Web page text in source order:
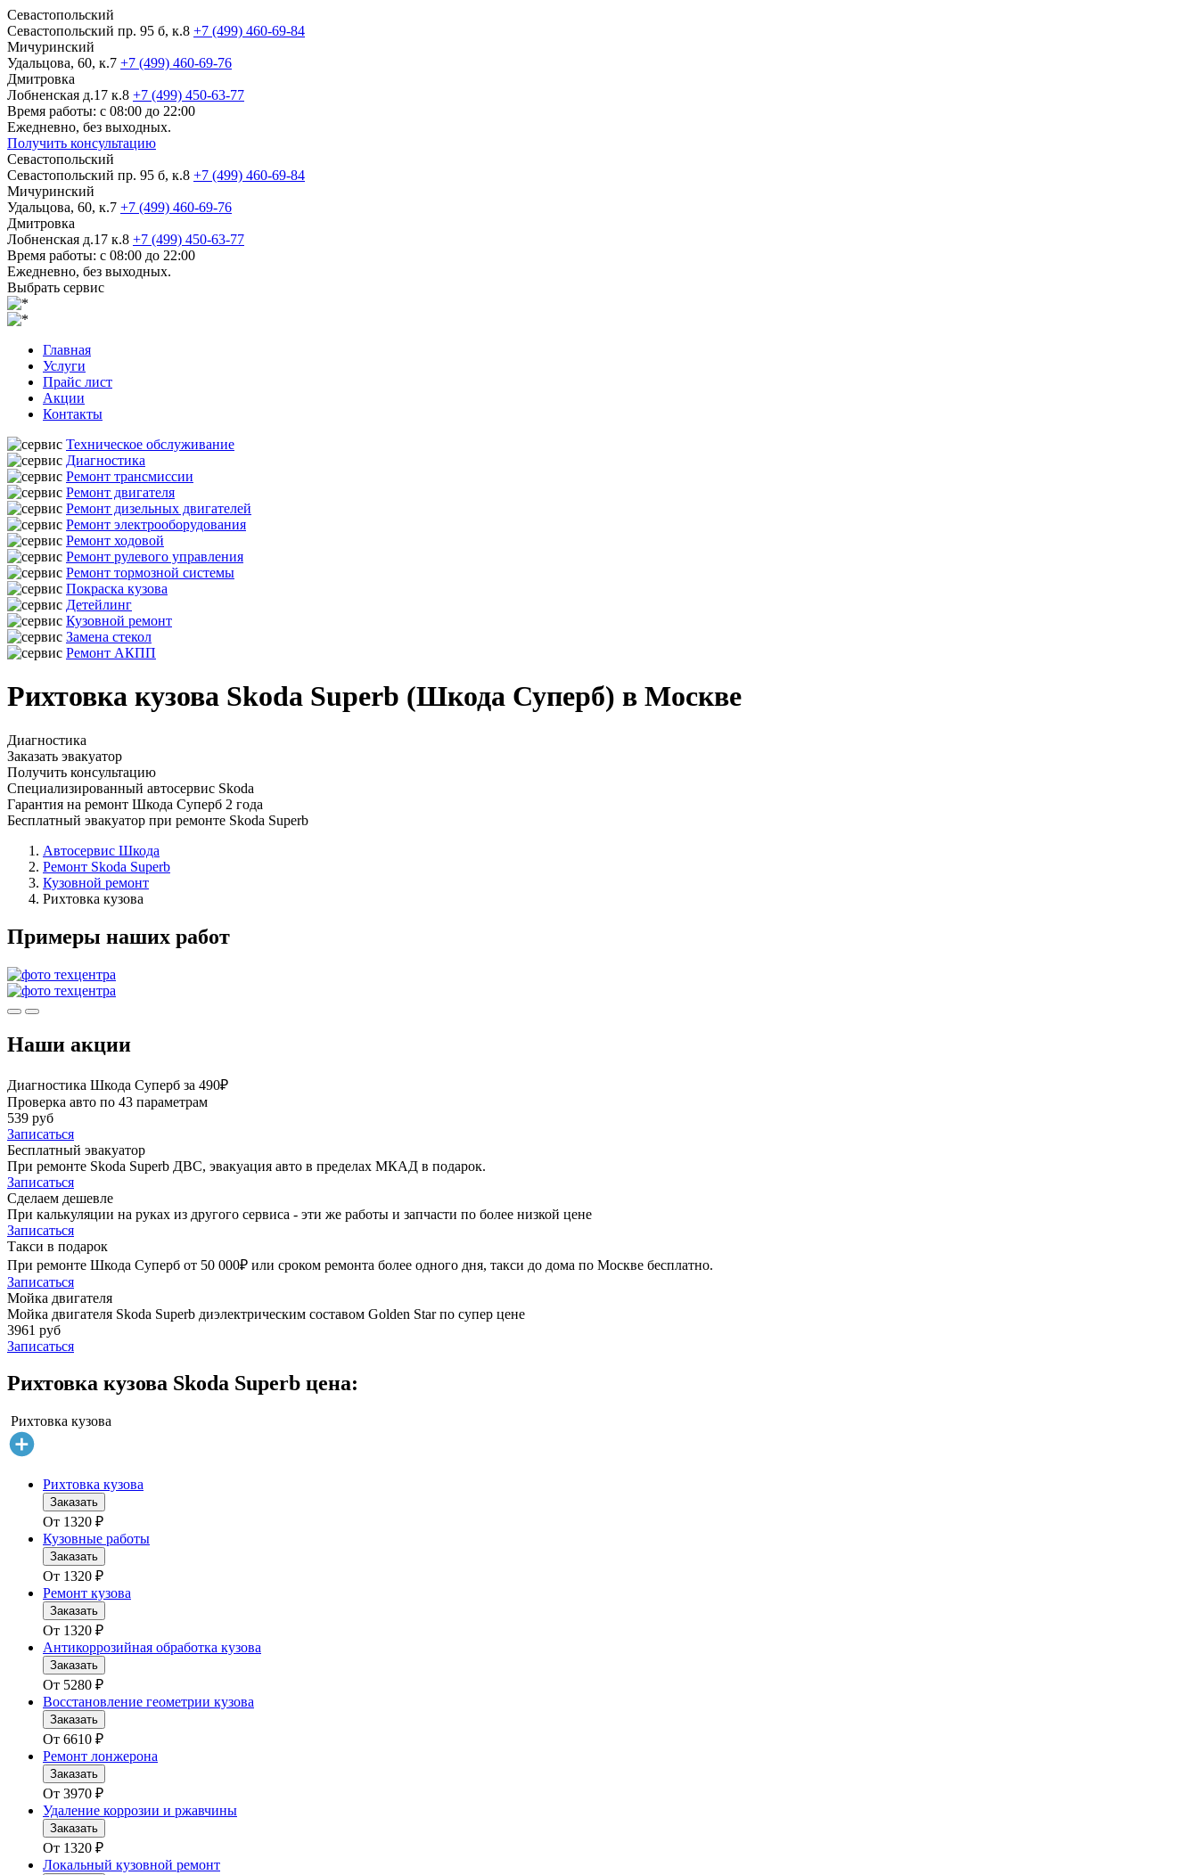
Севастопольский
Севастопольский пр. 95 б, к.8 +7 (499) 460-69-84
Мичуринский
Удальцова, 60, к.7 +7 (499) 460-69-76
Дмитровка
Лобненская д.17 к.8 +7 (499) 450-63-77
Время работы: с 08:00 до 22:00
Ежедневно, без выходных.
Получить консультацию
Севастопольский
Севастопольский пр. 95 б, к.8 +7 (499) 460-69-84
Мичуринский
Удальцова, 60, к.7 +7 (499) 460-69-76
Дмитровка
Лобненская д.17 к.8 +7 (499) 450-63-77
Время работы: с 08:00 до 22:00
Ежедневно, без выходных.
Выбрать сервис
Главная
Услуги
Прайс лист
Акции
Контакты
Техническое обслуживание
Диагностика
Ремонт трансмиссии
Ремонт двигателя
Ремонт дизельных двигателей
Ремонт электрооборудования
Ремонт ходовой
Ремонт рулевого управления
Ремонт тормозной системы
Покраска кузова
Детейлинг
Кузовной ремонт
Замена стекол
Ремонт АКПП
Рихтовка кузова Skoda Superb (Шкода Суперб) в Москве
Диагностика
Заказать эвакуатор
Получить консультацию
Специализированный автосервис Skoda
Гарантия на ремонт Шкода Суперб 2 года
Бесплатный эвакуатор при ремонте Skoda Superb
Автосервис Шкода
Ремонт Skoda Superb
Кузовной ремонт
Рихтовка кузова
Примеры наших работ
Наши акции
Диагностика Шкода Суперб за 490₽
Проверка авто по 43 параметрам
539 руб
Записаться
Бесплатный эвакуатор
При ремонте Skoda Superb ДВС, эвакуация авто в пределах МКАД в подарок.
Записаться
Сделаем дешевле
При калькуляции на руках из другого сервиса - эти же работы и запчасти по более низкой цене
Записаться
Такси в подарок
При ремонте Шкода Суперб от 50 000₽ или сроком ремонта более одного дня, такси до дома по Москве бесплатно.
Записаться
Мойка двигателя
Мойка двигателя Skoda Superb диэлектрическим составом Golden Star по супер цене
3961 руб
Записаться
Рихтовка кузова Skoda Superb цена:
Рихтовка кузова
Рихтовка кузова
Заказать
От 1320 ₽
Кузовные работы
Заказать
От 1320 ₽
Ремонт кузова
Заказать
От 1320 ₽
Антикоррозийная обработка кузова
Заказать
От 5280 ₽
Восстановление геометрии кузова
Заказать
От 6610 ₽
Ремонт лонжерона
Заказать
От 3970 ₽
Удаление коррозии и ржавчины
Заказать
От 1320 ₽
Локальный кузовной ремонт